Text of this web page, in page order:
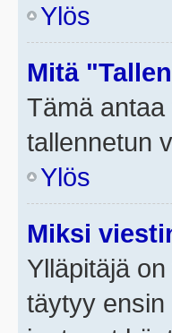
Ylös
Mitä
Tämä
tallennetun
Ylös
Miksi
Ylläpitäjä
täytyy